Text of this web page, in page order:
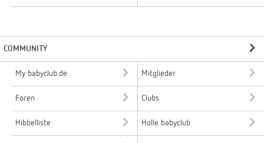
COMMUNITY
My babyclub.de Mitglieder
Foren Clubs
Hibbelliste Holle babyclub